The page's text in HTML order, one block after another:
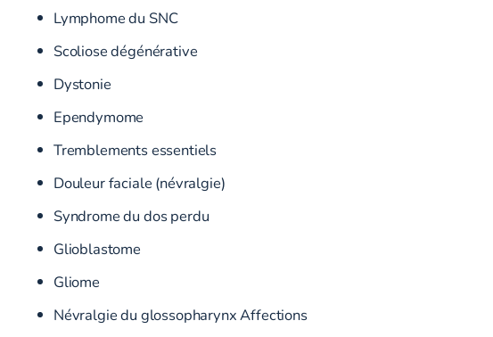
Lymphome du SNC
Scoliose dégénérative
Dystonie
Ependymome
Tremblements essentiels
Douleur faciale (névralgie)
Syndrome du dos perdu
Glioblastome
Gliome
Névralgie du glossopharynx Affections